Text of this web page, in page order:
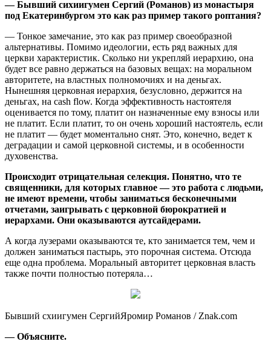
— Бывший сихиигумен Сергий (Романов) из монастыря
под Екатеринбургом это как раз пример такого роптания?
— Тонкое замечание, это как раз пример своеобразной
альтернативы. Помимо идеологии, есть ряд важных для
церкви характеристик. Сколько ни укрепляй иерархию, она
будет все равно держаться на базовых вещах: на моральном
авторитете, на властных полномочиях и на деньгах.
Нынешняя церковная иерархия, безусловно, держится на
деньгах, на cash flow. Когда эффективность настоятеля
оценивается по тому, платит он назначенные ему взносы или
не платит. Если платит, то он очень хороший настоятель, если
не платит — будет моментально снят. Это, конечно, ведет к
деградации и самой церковной системы, и в особенности
духовенства.
Происходит отрицательная селекция. Понятно, что те
священники, для которых главное — это работа с людьми,
не имеют времени, чтобы заниматься бесконечными
отчетами, заигрывать с церковной бюрократией и
иерархами. Они оказываются аутсайдерами.
А когда лузерами оказываются те, кто занимается тем, чем и
должен заниматься пастырь, это порочная система. Отсюда
еще одна проблема. Моральный авторитет церковная власть
также почти полностью потеряла…
Бывший схиигумен СергийЯромир Романов / Znak.com
— Объясните.